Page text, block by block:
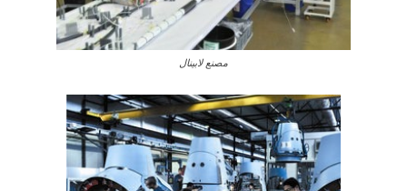
مصنع لابينال